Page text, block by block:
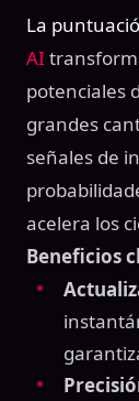
La
AI
potenciales
grandes
señales de
acelera los
Beneficios